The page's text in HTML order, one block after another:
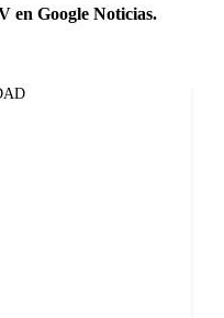
en Google Noticias.